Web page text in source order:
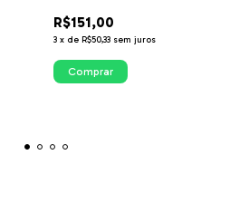
R$151,00
3 x de R$50,33 sem juros
Comprar